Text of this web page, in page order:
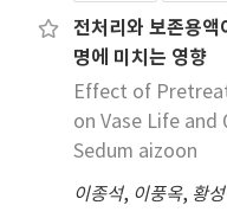
전처리와 보존용액
명에 미치는 영향
Effect of
on Vase Life
Sedum aizoon
이종석, 이풍옥, 황